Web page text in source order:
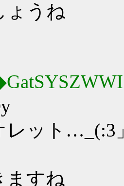
ょうね
レット…_(:3
ますね